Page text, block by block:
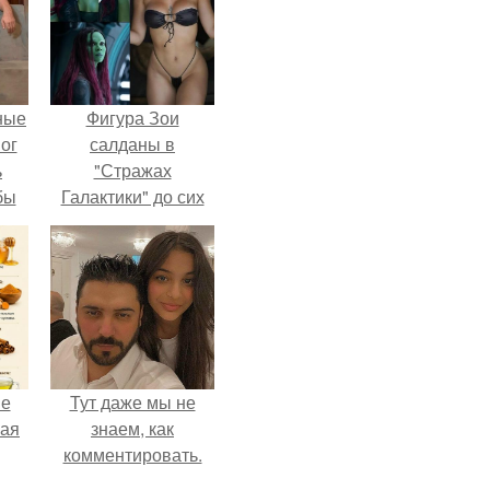
Фигура Зои
салданы в
"Стражах
Галактики" до сих
пор вызывает
восхищение.
Тут даже мы не
знаем, как
комментировать.